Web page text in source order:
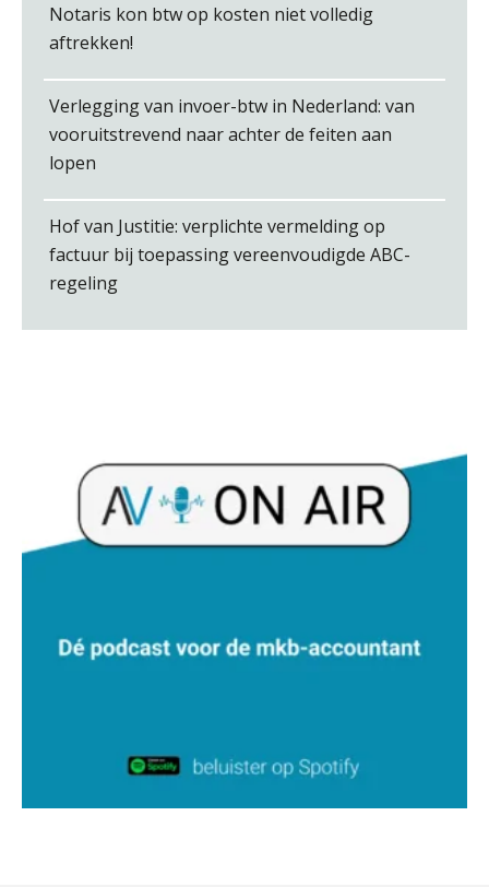
Joost Diks
Notaris kon btw op kosten niet volledig
aftrekken!
Verlegging van invoer-btw in Nederland: van
vooruitstrevend naar achter de feiten aan
lopen
Hof van Justitie: verplichte vermelding op
factuur bij toepassing vereenvoudigde ABC-
regeling